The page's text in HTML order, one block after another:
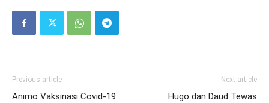
Previous article
Animo Vaksinasi Covid-19
Next article
Hugo dan Daud Tewas